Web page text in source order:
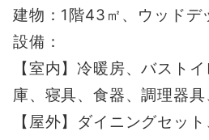
建物：1階43㎡、ウッドデ
設備：
【室内】冷暖房、バスト
庫、寝具、食器、調理器
【屋外】ダイニングセッ